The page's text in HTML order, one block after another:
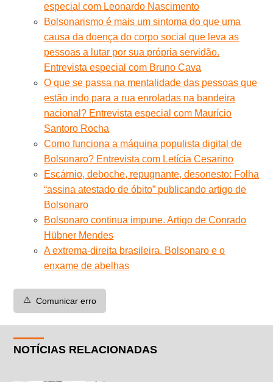
especial com Leonardo Nascimento
Bolsonarismo é mais um sintoma do que uma
causa da doença do corpo social que leva as
pessoas a lutar por sua própria servidão.
Entrevista especial com Bruno Cava
O que se passa na mentalidade das pessoas que
estão indo para a rua enroladas na bandeira
nacional? Entrevista especial com Maurício
Santoro Rocha
Como funciona a máquina populista digital de
Bolsonaro? Entrevista com Letícia Cesarino
Escárnio, deboche, repugnante, desonesto: Folha
“assina atestado de óbito” publicando artigo de
Bolsonaro
Bolsonaro continua impune. Artigo de Conrado
Hübner Mendes
A extrema-direita brasileira. Bolsonaro e o
enxame de abelhas
⚠️ Comunicar erro
NOTÍCIAS RELACIONADAS